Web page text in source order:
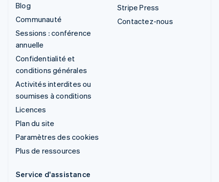
Blog
Communauté
Sessions : conférence
annuelle
Confidentialité et
conditions générales
Activités interdites ou
soumises à conditions
Licences
Plan du site
Paramètres des cookies
Plus de ressources
Stripe Press
Contactez-nous
Service d'assistance